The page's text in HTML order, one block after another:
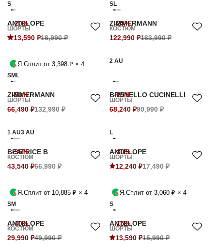
S SL
-20%
ANTELOPE
ШОРТЫ
13,590 ₽16,990 ₽
Я.Сплит от 3,398 ₽ × 4
SM L
-25%
ZIMMERMANN
КОСТЮМ
122,990 ₽163,990 ₽
2 AU
-50%
ZIMMERMANN
ШОРТЫ
66,490 ₽132,990 ₽
1 AU3 AU
-25%
BRUNELLO CUCINELLI
ШОРТЫ
68,240 ₽90,990 ₽
L
-35%
BEATRICE B
КОСТЮМ
43,540 ₽66,990 ₽
Я.Сплит от 10,885 ₽ × 4
SM
-30%
ANTELOPE
ШОРТЫ
12,240 ₽17,490 ₽
Я.Сплит от 3,060 ₽ × 4
S
-40%
ANTELOPE
КОСТЮМ
29,990 ₽49,990 ₽
-15%
ANTELOPE
ШОРТЫ
13,590 ₽15,990 ₽